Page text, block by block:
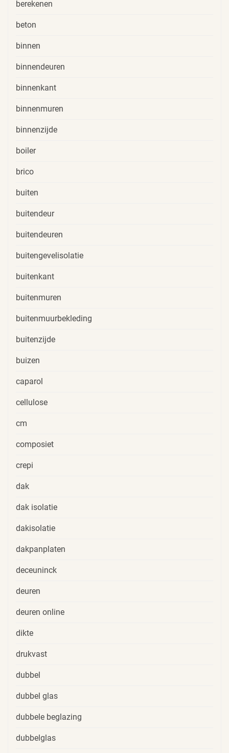
berekenen
beton
binnen
binnendeuren
binnenkant
binnenmuren
binnenzijde
boiler
brico
buiten
buitendeur
buitendeuren
buitengevelisolatie
buitenkant
buitenmuren
buitenmuurbekleding
buitenzijde
buizen
caparol
cellulose
cm
composiet
crepi
dak
dak isolatie
dakisolatie
dakpanplaten
deceuninck
deuren
deuren online
dikte
drukvast
dubbel
dubbel glas
dubbele beglazing
dubbelglas